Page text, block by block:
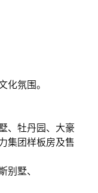
化氛围。
、牡丹园、大豪
集团样板房及售
别墅、